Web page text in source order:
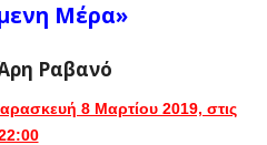
Μέρα»
Ραβανό
8 Μαρτίου 2019, στις